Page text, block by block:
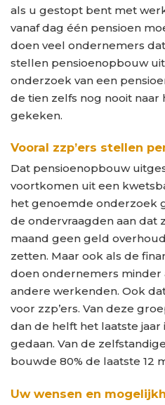
als u gestopt bent met
vanaf dag één pensioen
doen veel ondernemers
stellen pensioenopbouw
onderzoek van een
de tien zelfs nog nooit
gekeken.
Vooral zzp’ers stellen
Dat pensioenopbouw
voortkomen uit een
het genoemde onderzoek
de ondervraagden aan dat
maand geen geld
zetten. Maar ook als de
doen ondernemers minder
andere werkenden. Ook
voor zzp’ers. Van deze
dan de helft het laatste jaar
gedaan. Van de
bouwde 80% de laatste 12
Uw wensen en